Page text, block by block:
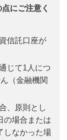
にご注意く
信託口座が
じて1人につ
（金融機関
、原則とし
の場合または
しなかった場